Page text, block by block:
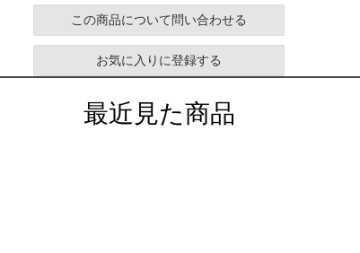
この商品について問い合わせる
お気に入りに登録する
最近見た商品